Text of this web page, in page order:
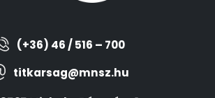
(+36) 46 / 516 – 700
titkarsag@mnsz.hu